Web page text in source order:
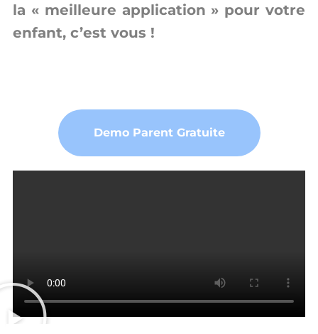
la « meilleure application » pour votre
enfant, c’est vous !
Demo Parent Gratuite